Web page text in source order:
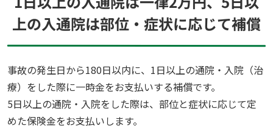
上の入通院は部位・症状に応じて補償
事故の発生日から180日以内に、1日以上の通院・入院（治
療）をした際に一時金をお支払いする補償です。
5日以上の通院・入院をした際は、部位と症状に応じて定
めた保険金をお支払いします。